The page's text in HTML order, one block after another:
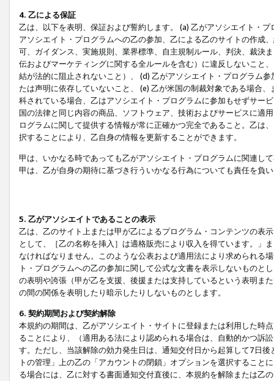
4. 乙による保証
乙は、以下を表明、保証および誓約します。 (a) 乙がアソシエイト・
アソシエイト・プログラムへの乙の参加、乙による乙のサイトの作成
可、ガイダンス、実施規則、業界標準、自主規制ルール、判決、裁決
伝およびマーケティングに関する全ルールを含む）に違反しないこと
結が法的に阻止されないこと）、 (d) 乙がアソシエイト・プログラム
たは声明に依存していないこと、 (e) 乙が米国の制裁対象である場合
科されている場合、乙はアソシエイト・プログラムに参加もせずサー
国の法律と同じ内容の商品、ソフトウェア、技術およびサービスに適
ログラムに関して提供する情報が常に正確かつ完全であること。乙は
択することにより、乙自身の情報を更新することができます。
甲は、いかなる時であっても乙がアソシエイト・プログラムに関連し
甲は、乙が自身の期待に基づき行ういかなる行為についても責任を負
5. 乙がアソシエイトであることの表示
乙は、乙のサイト上または甲が乙によるプログラム・コンテンツの表
として、［乙の名称を挿入］は適格販売により収入を得ています。」
なければなりません。このような公表および適用法により求められる
ト・プログラムへの乙の参加に関して公式な文書を表示しないもの
の表明や誇張（甲が乙を支援、後援または支持しているという表明ま
の間の関係を表明したり暗示したりしないものとします。
6. 契約期間および契約解除
本規約の期間は、乙がアソシエイト・サイトに登録または利用した時
ることにより、（適用ある法により認められる場合は、自動的かつ訴
す。ただし、当該解除の効力発生日は、通知交付日から起算して7日
トの管理」上の乙の「アカウントの閉鎖」オプションを選択するこ
る場合には、乙に対する書面通知交付直後に、本規約を解除または乙